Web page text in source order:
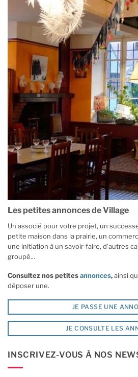
Les petites annonces de Village
Un associé pour votre projet, un
petite maison dans la prairie, un
une initiation à un savoir-faire, d'autres
groupé...
Consultez nos petitesannonces,ainsi
déposer une.
JE PASSE UNE
JE CONSULTE LES
INSCRIVEZ-VOUS À NOS